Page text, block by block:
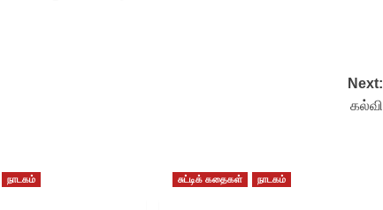
Next:
கல்வி
நாடகம் சுட்டிக் கதைகள் நாடகம்
படைப்பாளிகளுக்கு இப்படி
ஒரு வாய்ப்பு. குறுகிய
செய்வது எங்களை